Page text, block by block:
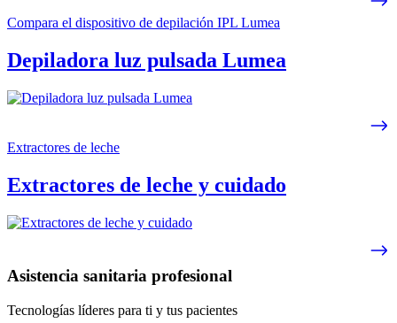
Compara el dispositivo de depilación IPL Lumea
Depiladora luz pulsada Lumea
Extractores de leche
Extractores de leche y cuidado
Asistencia sanitaria profesional
Tecnologías líderes para ti y tus pacientes